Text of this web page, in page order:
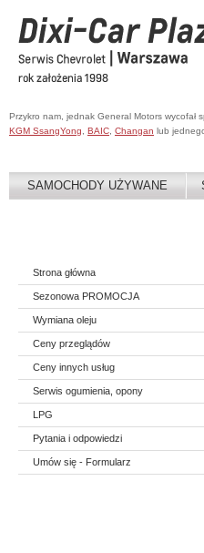
Przykro nam, jednak General Motors
KGM SsangYong
BAIC Changan lub
SAMOCHODY UŻYWANE
Strona główna
Sezonowa PROMOCJA
Wymiana oleju
Ceny przeglądów
Ceny innych usług
Serwis ogumienia, opony
LPG
Pytania i odpowiedzi
Umów się - Formularz